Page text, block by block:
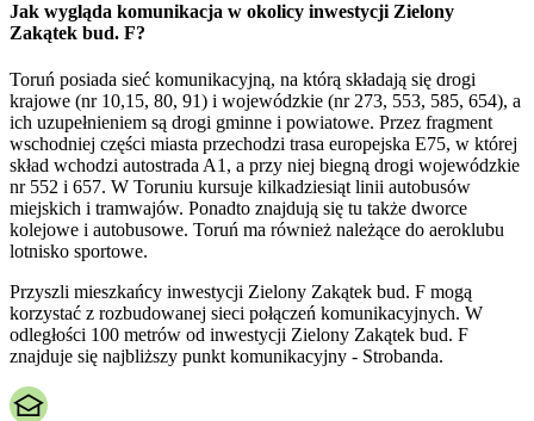
Jak wygląda komunikacja w okolicy inwestycji Zielony
Zakątek bud. F?
Toruń posiada sieć komunikacyjną, na którą składają się drogi
krajowe (nr 10,15, 80, 91) i wojewódzkie (nr 273, 553, 585, 654), a
ich uzupełnieniem są drogi gminne i powiatowe. Przez fragment
wschodniej części miasta przechodzi trasa europejska E75, w której
skład wchodzi autostrada A1, a przy niej biegną drogi wojewódzkie
nr 552 i 657. W Toruniu kursuje kilkadziesiąt linii autobusów
miejskich i tramwajów. Ponadto znajdują się tu także dworce
kolejowe i autobusowe. Toruń ma również należące do aeroklubu
lotnisko sportowe.
Przyszli mieszkańcy inwestycji Zielony Zakątek bud. F mogą
korzystać z rozbudowanej sieci połączeń komunikacyjnych. W
odległości 100 metrów od inwestycji Zielony Zakątek bud. F
znajduje się najbliższy punkt komunikacyjny - Strobanda.